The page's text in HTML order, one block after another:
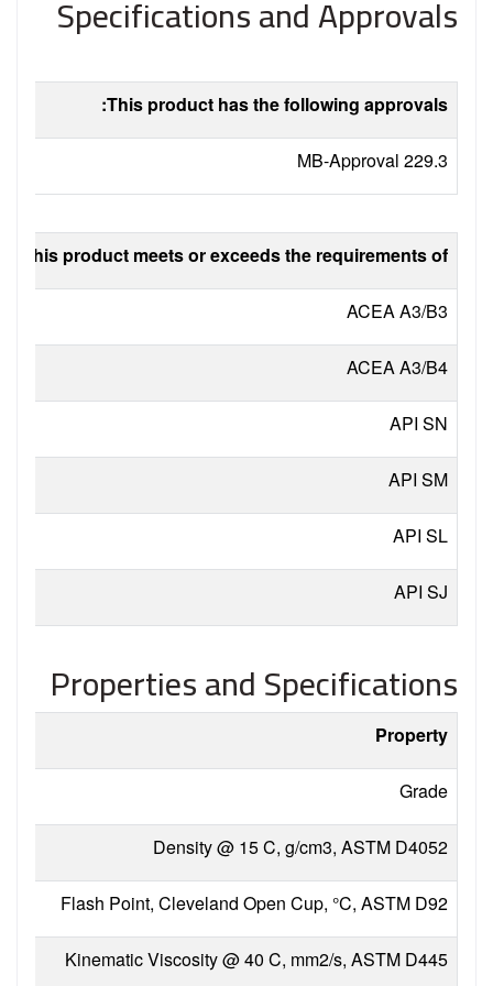
Specifications and Approvals
This product has the following approvals:
MB-Approval 229.3
This product meets or exceeds the requirements of:
ACEA A3/B3
ACEA A3/B4
API SN
API SM
API SL
API SJ
Properties and Specifications
Property
Grade
Density @ 15 C, g/cm3, ASTM D4052
Flash Point, Cleveland Open Cup, °C, ASTM D92
Kinematic Viscosity @ 40 C, mm2/s, ASTM D445